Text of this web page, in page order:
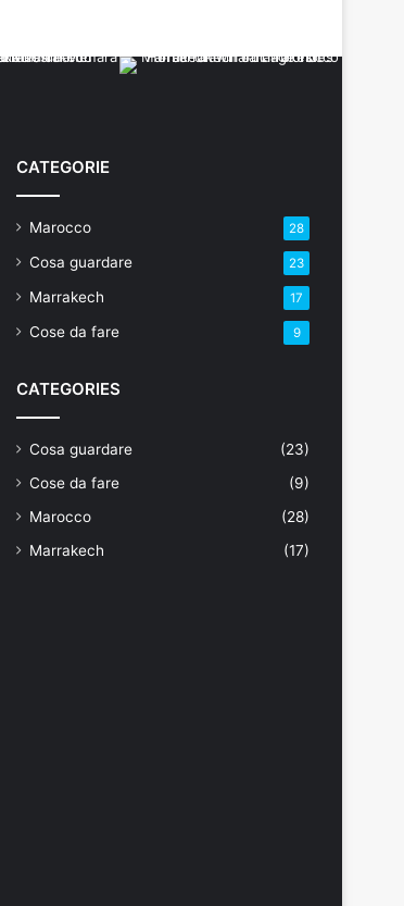
CATEGORIE
Marocco 28
Cosa guardare 23
Marrakech 17
Cose da fare 9
CATEGORIES
Cosa guardare
(23)
Cose da fare
(9)
Marocco
(28)
Marrakech
(17)